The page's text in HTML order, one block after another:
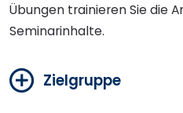
Übungen trainieren Sie die
Seminarinhalte.
Zielgruppe